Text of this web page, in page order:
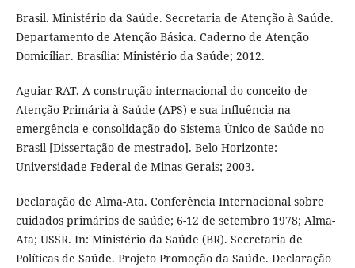
Brasil. Ministério da Saúde. Secretaria de Atenção à Saúde.
Departamento de Atenção Básica. Caderno de Atenção
Domiciliar. Brasília: Ministério da Saúde; 2012.
Aguiar RAT. A construção internacional do conceito de
Atenção Primária à Saúde (APS) e sua influência na
emergência e consolidação do Sistema Único de Saúde no
Brasil [Dissertação de mestrado]. Belo Horizonte:
Universidade Federal de Minas Gerais; 2003.
Declaração de Alma-Ata. Conferência Internacional sobre
cuidados primários de saúde; 6-12 de setembro 1978; Alma-
Ata; USSR. In: Ministério da Saúde (BR). Secretaria de
Políticas de Saúde. Projeto Promoção da Saúde. Declaração